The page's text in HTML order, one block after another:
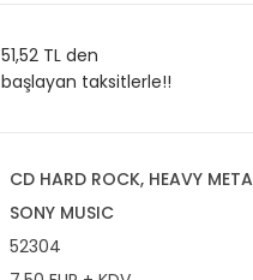
51,52 TL den
başlayan taksitlerle!!
CD HARD ROCK, HEAVY
SONY MUSIC
52304